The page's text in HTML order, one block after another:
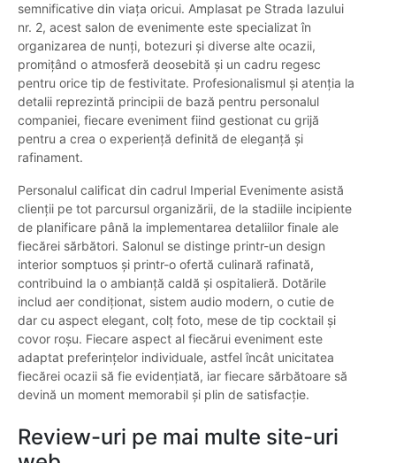
semnificative din viața oricui. Amplasat pe Strada Iazului
nr. 2, acest salon de evenimente este specializat în
organizarea de nunți, botezuri și diverse alte ocazii,
promițând o atmosferă deosebită și un cadru regesc
pentru orice tip de festivitate. Profesionalismul și atenția la
detalii reprezintă principii de bază pentru personalul
companiei, fiecare eveniment fiind gestionat cu grijă
pentru a crea o experiență definită de eleganță și
rafinament.
Personalul calificat din cadrul Imperial Evenimente asistă
clienții pe tot parcursul organizării, de la stadiile incipiente
de planificare până la implementarea detaliilor finale ale
fiecărei sărbători. Salonul se distinge printr-un design
interior somptuos și printr-o ofertă culinară rafinată,
contribuind la o ambianță caldă și ospitalieră. Dotările
includ aer condiționat, sistem audio modern, o cutie de
dar cu aspect elegant, colț foto, mese de tip cocktail și
covor roșu. Fiecare aspect al fiecărui eveniment este
adaptat preferințelor individuale, astfel încât unicitatea
fiecărei ocazii să fie evidențiată, iar fiecare sărbătoare să
devină un moment memorabil și plin de satisfacție.
Review-uri pe mai multe site-uri